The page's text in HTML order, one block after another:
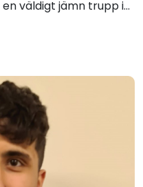
väldigt jämn trupp i...